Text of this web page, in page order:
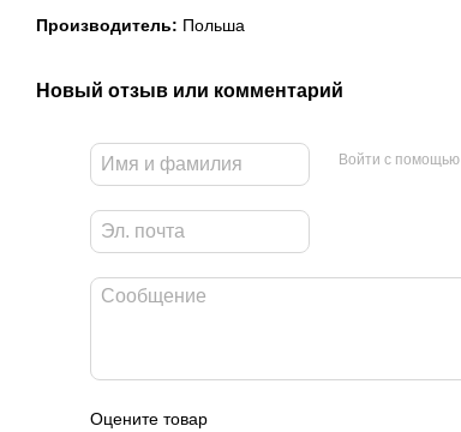
Производитель: Польша
Новый отзыв или комментарий
Войти с помощью
Оцените товар